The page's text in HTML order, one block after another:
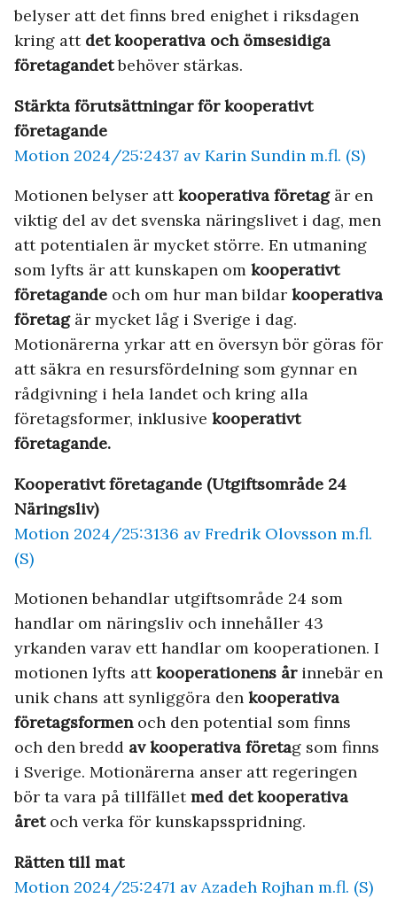
belyser att det finns bred enighet i riksdagen
kring att det kooperativa och ömsesidiga
företagandetbehöver stärkas.
Stärkta förutsättningar för kooperativt
företagande
Motion 2024/25:2437 av Karin Sundin m.fl. (S)
Motionen belyser attkooperativa företagär en
viktig del av det svenska näringslivet i dag, men
att potentialen är mycket större. En utmaning
som lyfts är att kunskapen om kooperativt
företagande och om hur man bildar kooperativa
företagär mycket låg i Sverige i dag.
Motionärerna yrkar att en översyn bör göras för
att säkra en resursfördelning som gynnar en
rådgivning i hela landet och kring alla
företagsformer, inklusive kooperativt
företagande.
Kooperativt företagande (Utgiftsområde 24
Näringsliv)
Motion 2024/25:3136 av Fredrik Olovsson m.fl.
(S)
Motionen behandlar utgiftsområde 24 som
handlar om näringsliv och innehåller 43
yrkanden varav ett handlar om kooperationen. I
motionen lyfts attkooperationens årinnebär en
unik chans att synliggöra den kooperativa
företagsformenoch den potential som finns
och den bredd av kooperativa företag som finns
i Sverige. Motionärerna anser att regeringen
bör ta vara på tillfälletmed det kooperativa
åretoch verka för kunskapsspridning.
Rätten till mat
Motion 2024/25:2471 av Azadeh Rojhan m.fl. (S)